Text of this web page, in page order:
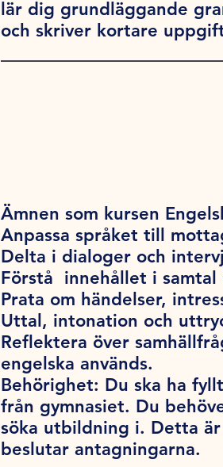
lär dig grundläggande
och skriver kortare
Ämnen som kursen
Anpassa språket till
Delta i dialoger och
Förstå innehållet i samtal
Prata om händelser,
Uttal, intonation och
Reflektera över
engelska används.
Behörighet: Du ska ha
från gymnasiet. Du
söka utbildning i. Detta
beslutar antagningarna.